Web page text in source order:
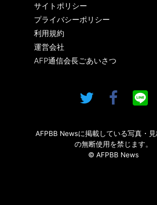
サイトポリシー
プライバシーポリシー
利用規約
運営会社
AFP通信会長ごあいさつ
AFPBB Newsに掲載している写真・
の無断使用を禁じます。
© AFPBB News